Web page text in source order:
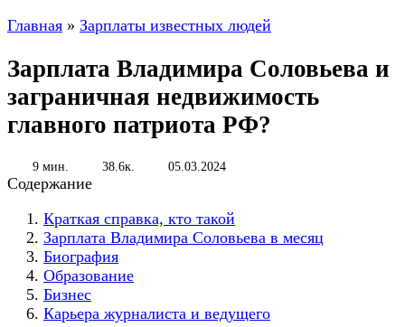
Главная » Зарплаты известных людей
Зарплата Владимира Соловьева и
заграничная недвижимость
главного патриота РФ?
9 мин. 38.6к. 05.03.2024
Содержание
Краткая справка, кто такой
Зарплата Владимира Соловьева в месяц
Биография
Образование
Бизнес
Карьера журналиста и ведущего